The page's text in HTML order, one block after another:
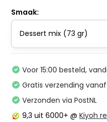
Smaak:
Voor 15:00 besteld,
Gratis verzending
Verzonden via PostNL
9,3 uit 6000+ @Kiyoh